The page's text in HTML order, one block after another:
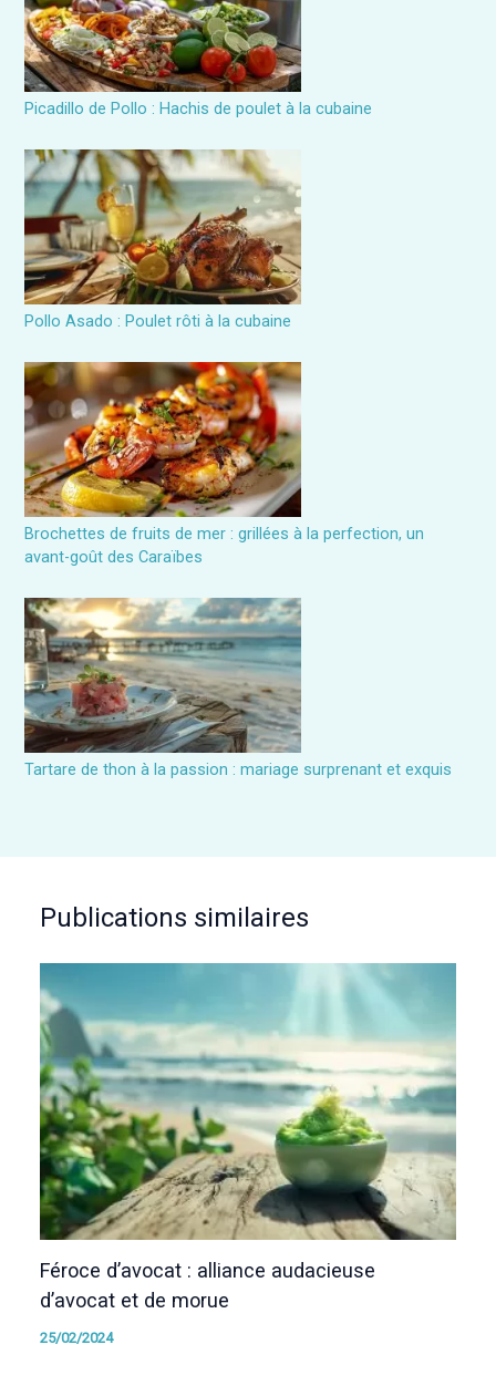
Picadillo de Pollo : Hachis de poulet à la cubaine
Pollo Asado : Poulet rôti à la cubaine
Brochettes de fruits de mer : grillées à la perfection, un
avant-goût des Caraïbes
Tartare de thon à la passion : mariage surprenant et exquis
Publications similaires
Féroce d’avocat : alliance audacieuse
d’avocat et de morue
25/02/2024